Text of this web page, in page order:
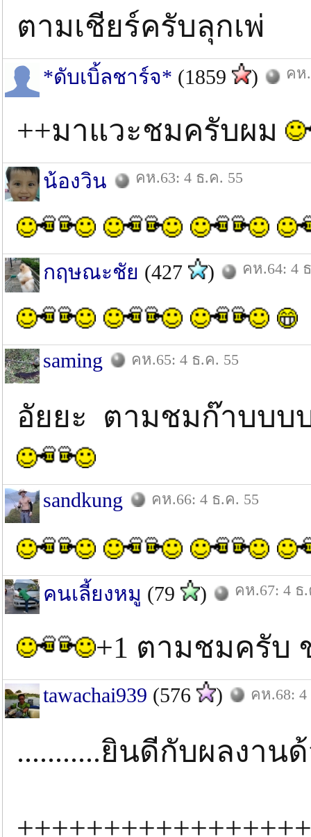
ตามเชียร์ครับลุกเพ่
*ดับเบิ้ลชาร์จ* (1859 ) คห
++มาแวะชมครับผม
น้องวิน คห.63: 4 ธ.ค. 55
กฤษณะชัย (427 ) คห.64: 4
saming คห.65: 4 ธ.ค. 55
อัยยะ ตามชมก๊าบบ
sandkung คห.66: 4 ธ.ค. 55
คนเลี้ยงหมู (79 ) คห.67: 4 ธ
+1 ตามชมครับ
tawachai939 (576 ) คห.68: 4
...........ยินดีกับผลงาน